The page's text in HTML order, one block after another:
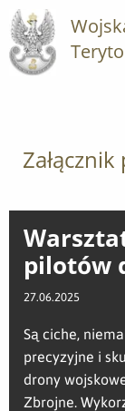
pilotów
27.06.2025
Są ciche,
precyzyjne i
drony
Zbrojne.